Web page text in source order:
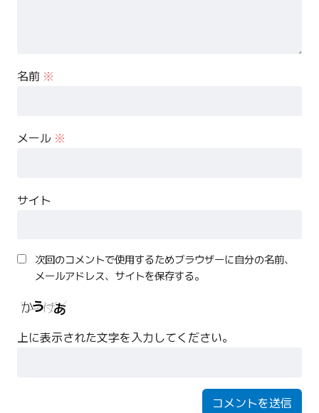
名前 ※
メール ※
サイト
次回のコメントで使用するためブラウザーに自分の名前、
メールアドレス、サイトを保存する。
上に表示された文字を入力してください。